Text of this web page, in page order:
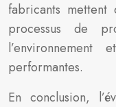
fabricants
processus de
performantes.
En conclusion,